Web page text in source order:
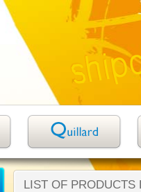
LIST OF PRODUCTS